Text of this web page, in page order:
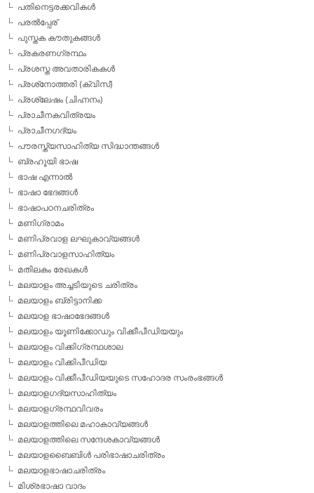
പതിനെട്ടരക്കവികള്‍
പരല്‍പ്പേര്
പുസ്തക കൗതുകങ്ങള്‍
പ്രകരണഗ്രന്ഥം
പ്രശസ്ത അവതാരികകള്‍
പ്രശ്‌നോത്തരി (ക്വിസ്)
പ്രശ്ലേഷം (ചിഹ്നനം)
പ്രാചീനകവിത്രയം
പ്രാചീനഗദ്യം
പൗരസ്ത്യസാഹിത്യ സിദ്ധാന്തങ്ങള്‍
ബ്രഹൂയി ഭാഷ
ഭാഷ എന്നാല്‍
ഭാഷാ ഭേദങ്ങള്‍
ഭാഷാപഠനചരിത്രം
മണിഗ്രാമം
മണിപ്രവാള ലഘുകാവ്യങ്ങള്‍
മണിപ്രവാളസാഹിത്യം
മതിലകം രേഖകള്‍
മലയാളം അച്ചടിയുടെ ചരിത്രം
മലയാളം ബ്രിട്ടാനിക്ക
മലയാള ഭാഷാഭേദങ്ങള്‍
മലയാളം യൂണിക്കോഡും വിക്കീപീഡിയയും
മലയാളം വിക്കിഗ്രന്ഥശാല
മലയാളം വിക്കിപീഡിയ
മലയാളം വിക്കീപീഡിയയുടെ സഹോദര സംരംഭങ്ങള്‍
മലയാളഗദ്യസാഹിത്യം
മലയാളഗ്രന്ഥവിവരം
മലയാളത്തിലെ മഹാകാവ്യങ്ങള്‍
മലയാളത്തിലെ സന്ദേശകാവ്യങ്ങള്‍
മലയാളബൈബിള്‍ പരിഭാഷാചരിത്രം
മലയാളഭാഷാചരിത്രം
മിശ്രഭാഷാ വാദം